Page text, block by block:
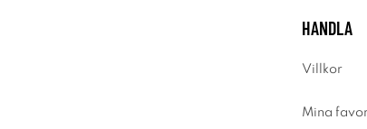
HANDLA
Villkor
Mina